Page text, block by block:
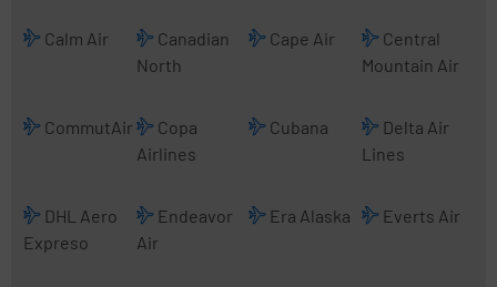
Calm Air
Canadian
North
Cape Air
Central
Mountain Air
CommutAir
Copa
Airlines
Cubana
Delta Air
Lines
DHL Aero
Expreso
Endeavor
Air
Era Alaska Everts Air